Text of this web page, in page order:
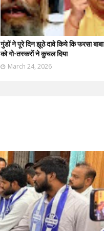
गुंडों ने पूरे दिन झूठे दावे किये कि फरसा बाबा
को गो-तस्करों ने कुचल दिया
March 24, 2026